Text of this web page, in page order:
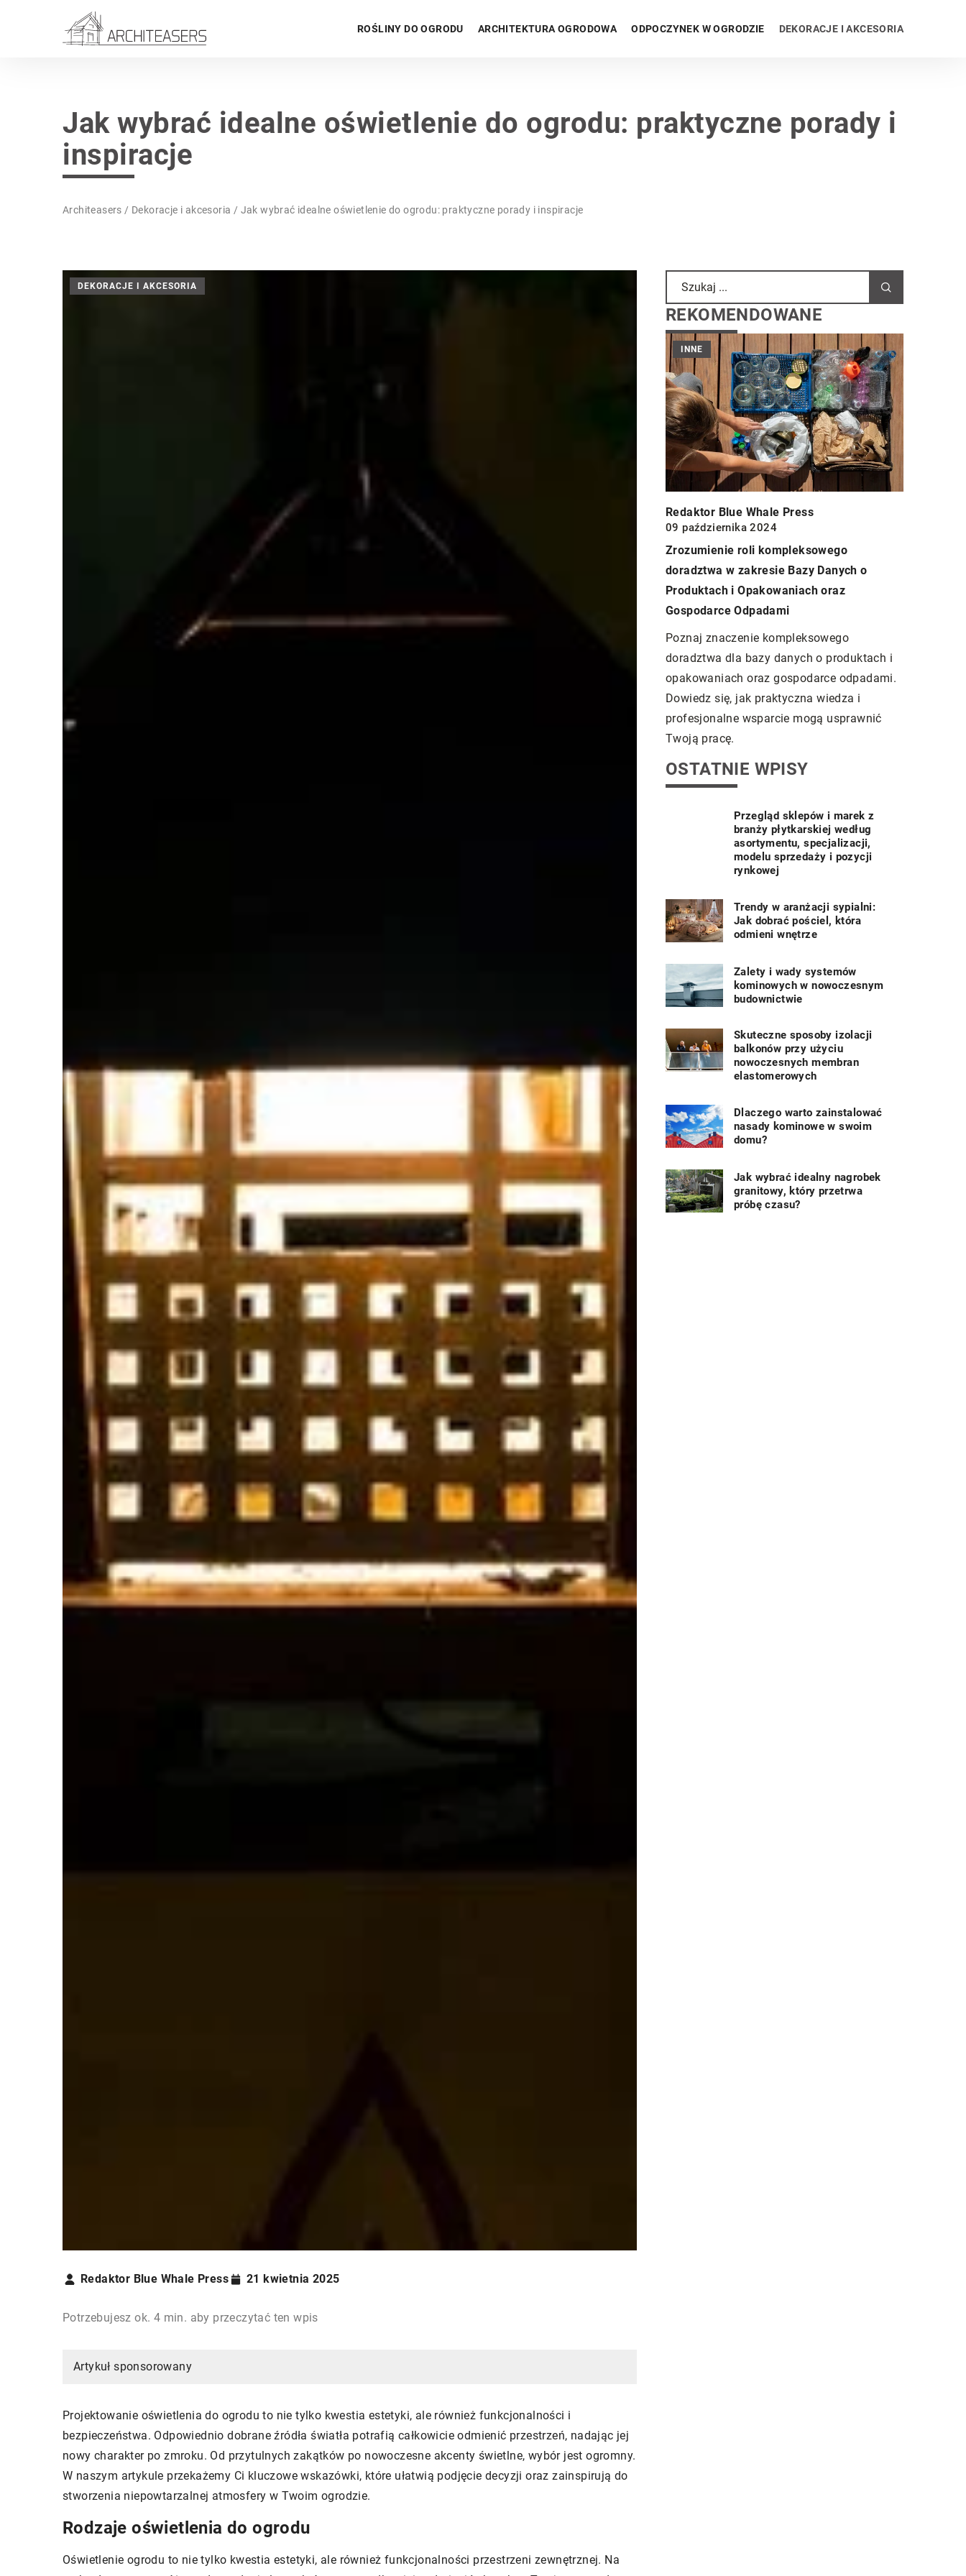
ROŚLINY DO OGRODU ARCHITEKTURA OGRODOWA ODPOCZYNEK W OGRODZIE DEKORACJE I AKCESORIA
Jak wybrać idealne oświetlenie do ogrodu: praktyczne porady i
inspiracje
Architeasers / Dekoracje i akcesoria / Jak wybrać idealne oświetlenie do ogrodu: praktyczne porady i inspiracje
DEKORACJE I AKCESORIA
Redaktor Blue Whale Press 21 kwietnia 2025
Potrzebujesz ok. 4 min. aby przeczytać ten wpis
Artykuł sponsorowany
Projektowanie oświetlenia do ogrodu to nie tylko kwestia estetyki, ale również funkcjonalności i
bezpieczeństwa. Odpowiednio dobrane źródła światła potrafią całkowicie odmienić przestrzeń, nadając jej
nowy charakter po zmroku. Od przytulnych zakątków po nowoczesne akcenty świetlne, wybór jest ogromny.
W naszym artykule przekażemy Ci kluczowe wskazówki, które ułatwią podjęcie decyzji oraz zainspirują do
stworzenia niepowtarzalnej atmosfery w Twoim ogrodzie.
Rodzaje oświetlenia do ogrodu
Oświetlenie ogrodu to nie tylko kwestia estetyki, ale również funkcjonalności przestrzeni zewnętrznej. Na
REKOMENDOWANE
17 października 2024
Pielęgnacja i zagospodarowanie
przestrzeni zielonej. Praktyczne porady dla
początkujących ogrodników
pielęgnacji i zagospodarowania przestrzeni
zielonej, które pomogą Ci stworzyć
Norbert Kozłowski
Dlatego tak ważne jest odpowiednie
INNE
Redaktor Blue Whale Press
09 października 2024
Zrozumienie roli kompleksowego
doradztwa w zakresie Bazy Danych o
Produktach i Opakowaniach oraz
Gospodarce Odpadami
Poznaj znaczenie kompleksowego
doradztwa dla bazy danych o produktach i
opakowaniach oraz gospodarce odpadami.
Dowiedz się, jak praktyczna wiedza i
profesjonalne wsparcie mogą usprawnić
Twoją pracę.
OSTATNIE WPISY
Przegląd sklepów i marek z
branży płytkarskiej według
asortymentu, specjalizacji,
modelu sprzedaży i pozycji
rynkowej
Trendy w aranżacji sypialni:
Jak dobrać pościel, która
odmieni wnętrze
Zalety i wady systemów
kominowych w nowoczesnym
budownictwie
Skuteczne sposoby izolacji
balkonów przy użyciu
nowoczesnych membran
elastomerowych
Dlaczego warto zainstalować
nasady kominowe w swoim
domu?
Jak wybrać idealny nagrobek
granitowy, który przetrwa
próbę czasu?